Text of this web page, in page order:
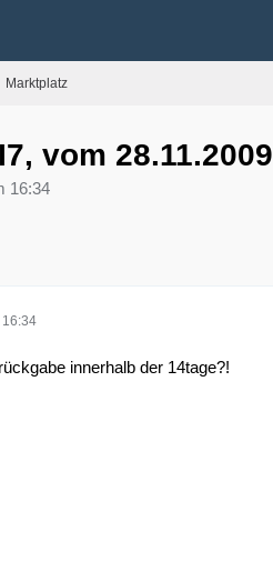
Marktplatz
vom 28.11.2009
16:34
innerhalb der 14tage?!